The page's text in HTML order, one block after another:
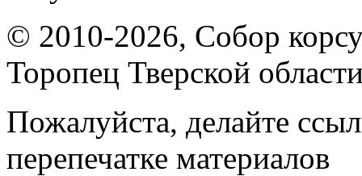
© 2010-2026, Собор
Торопец Тверской
Пожалуйста, делайте
перепечатке материалов